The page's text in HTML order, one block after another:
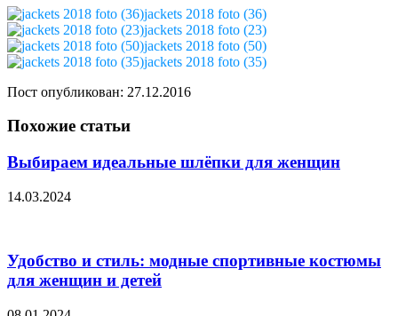
jackets 2018 foto (36)
jackets 2018 foto (23)
jackets 2018 foto (50)
jackets 2018 foto (35)
Пост опубликован: 27.12.2016
Похожие статьи
Выбираем идеальные шлёпки для женщин
14.03.2024
Удобство и стиль: модные спортивные костюмы
для женщин и детей